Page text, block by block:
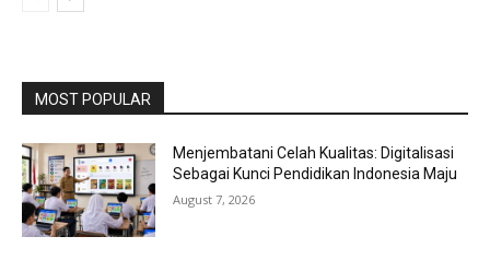
MOST POPULAR
Menjembatani Celah Kualitas: Digitalisasi
Sebagai Kunci Pendidikan Indonesia Maju
August 7, 2026